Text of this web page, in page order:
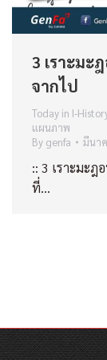
3 เราะม
จากไป
Today in I-
แผนภาพ
By genfa มีนา
:: 3 เราะมะ
ที่…